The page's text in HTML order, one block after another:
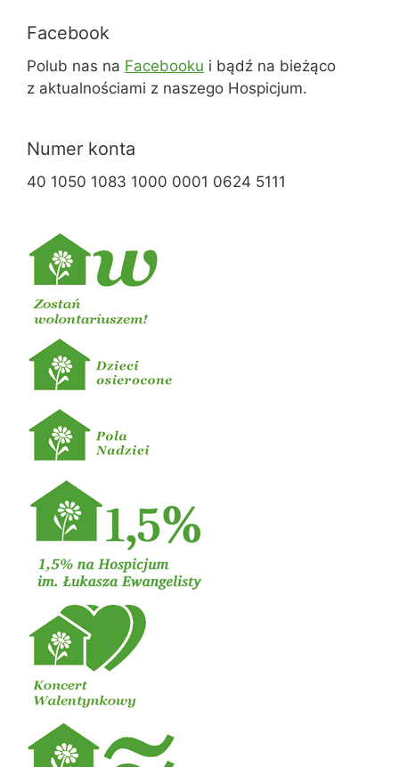
Facebook
Polub nas na Facebooku i bądź na bieżąco
z aktualnościami z naszego Hospicjum.
Numer konta
40 1050 1083 1000 0001 0624 5111